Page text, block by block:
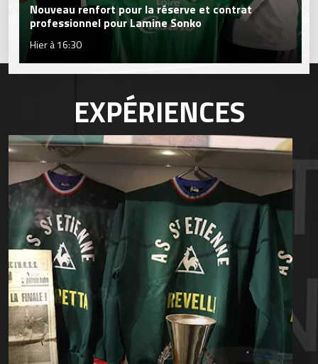
Nouveau renfort pour la réserve et contrat
professionnel pour Lamine Sonko
Hier à 16:30
EXPÉRIENCES